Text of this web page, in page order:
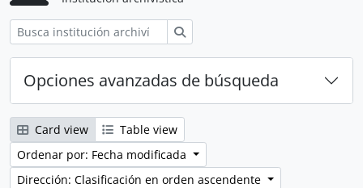
Opciones avanzadas de búsqueda
Card view
Table view
Ordenar por: Fecha modificada
Dirección: Clasificación en orden ascendente